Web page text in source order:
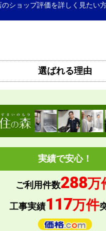
さん
からの連絡や対応は適切でしたか
日までに商品が届きましたか？
包は必要十分なものでしたか？
ショップを利用したいですか？
のショップ評価を詳しく見たい
選ばれる理由
実績で安心！
ご利用件数288万
工事実績117万件